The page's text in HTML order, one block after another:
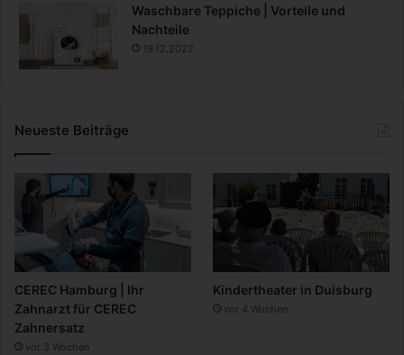
Waschbare Teppiche | Vorteile und
Nachteile
19.12.2022
Neueste Beiträge
CEREC Hamburg | Ihr
Zahnarzt für CEREC
Zahnersatz
vor 3 Wochen
Kindertheater in Duisburg
vor 4 Wochen